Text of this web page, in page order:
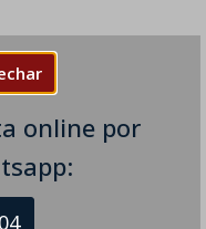
online por